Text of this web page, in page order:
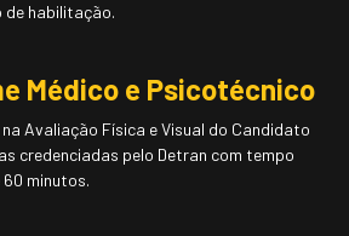
de habilitação.
Médico e Psicotécnico
Avaliação Física e Visual do Candidato
credenciadas pelo Detran com tempo
60 minutos.